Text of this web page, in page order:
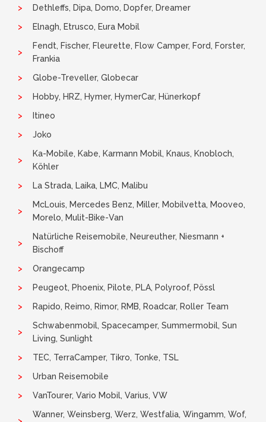
Dethleffs, Dipa, Domo, Dopfer, Dreamer
Elnagh, Etrusco, Eura Mobil
Fendt, Fischer, Fleurette, Flow Camper, Ford, Forster,
Frankia
Globe-Treveller, Globecar
Hobby, HRZ, Hymer, HymerCar, Hünerkopf
Itineo
Joko
Ka-Mobile, Kabe, Karmann Mobil, Knaus, Knobloch,
Köhler
La Strada, Laika, LMC, Malibu
McLouis, Mercedes Benz, Miller, Mobilvetta, Mooveo,
Morelo, Mulit-Bike-Van
Natürliche Reisemobile, Neureuther, Niesmann +
Bischoff
Orangecamp
Peugeot, Phoenix, Pilote, PLA, Polyroof, Pössl
Rapido, Reimo, Rimor, RMB, Roadcar, Roller Team
Schwabenmobil, Spacecamper, Summermobil, Sun
Living, Sunlight
TEC, TerraCamper, Tikro, Tonke, TSL
Urban Reisemobile
VanTourer, Vario Mobil, Varius, VW
Wanner, Weinsberg, Werz, Westfalia, Wingamm, Wof,